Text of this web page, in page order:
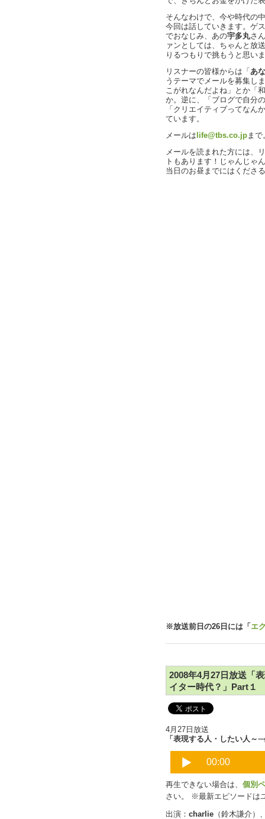
そんなわけで、今や時代の
今回は話していきます。ゲ
でおなじみ、あの宇多丸さ
ァンとしては、ちゃんと放
りるつもりで挑もうと思い
リスナーの皆様からは「 あ
うテーマでメールを募集し
こがれなんだよね」とか「
か。逆に、「ブログで自分
「クリエイティブってなん
ています。
メールは life@tbs.co.jpまで
メールを読まれた方には、
トもあります！じゃんじゃ
当日のお昼までにはくださ
※放送前日の26日には「 エ
2008年4月27日放送「
イター時代？」Part１
4月27日放送
「表現する人・したい人～一
再生できない場合は、 個別
さい。 ※最新エピソードは
出演： charlie （鈴木謙介）